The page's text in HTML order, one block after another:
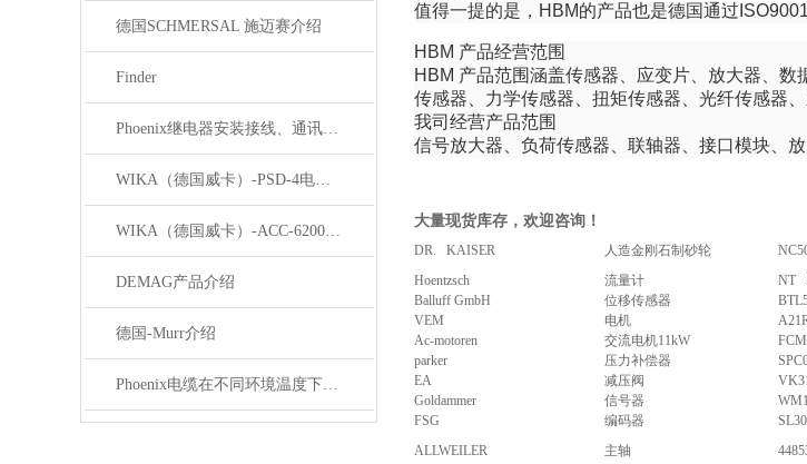
德国SCHMERSAL 施迈赛介绍
Finder
Phoenix继电器安装接线、通讯集成与故障诊断指南
WIKA（德国威卡）-PSD-4电子压力开关
WIKA（德国威卡）-ACC-6200系列压力变送器简介
DEMAG产品介绍
德国-Murr介绍
Phoenix电缆在不同环境温度下的性能表现如何？
值得一提的是，HBM的产品也是德国通过
HBM 产品经营范围
HBM 产品范围涵盖传感器、应变片、放大器、
传感器、力学传感器、扭矩传感器、光纤传感器
我司经营产品范围
信号放大器、负荷传感器、联轴器、接口模块、
大量现货库存，欢迎咨询！
DR. KAISER 人造金刚石制砂轮
Hoentzsch
流量计
NT
Balluff GmbH
位移传感器
VEM
电机
Ac-motoren
交流电机11kW
parker
压力补偿器
EA
减压阀
Goldammer
信号器
FSG
编码器
ALLWEILER
主轴